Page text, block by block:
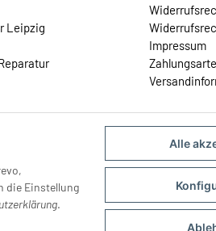
Alle
die Einstellung
.
Leipzig
Impressum